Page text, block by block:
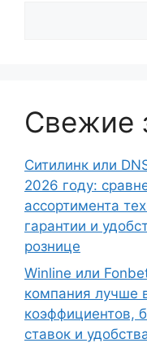
Свежие
Ситилинк или
2026 году:
ассортимента
гарантии и
рознице
Winline или
компания лучше
коэффициентов,
ставок и